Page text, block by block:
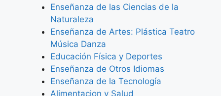
Enseñanza de las Ciencias de la
Naturaleza
Enseñanza de Artes: Plástica Teatro
Música Danza
Educación Física y Deportes
Enseñanza de Otros Idiomas
Enseñanza de la Tecnología
Alimentacion y Salud